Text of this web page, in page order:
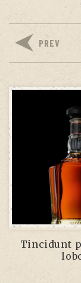
PREV
Tincidunt